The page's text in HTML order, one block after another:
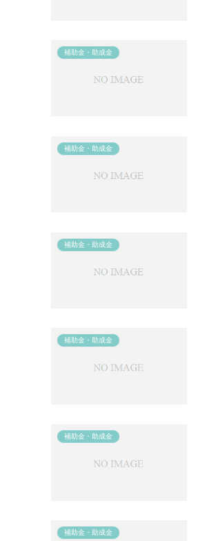
補助金・助成金
補助金・助成金
補助金・助成金
補助金・助成金
補助金・助成金
補助金・助成金